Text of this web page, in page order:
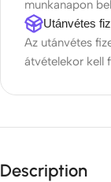
munkanapon
Utánvétes
Az utánvétes
átvételekor kell
Description